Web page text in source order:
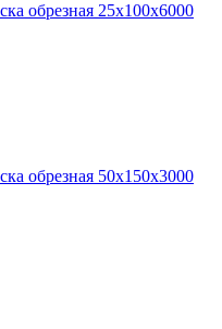
обрезная 25х100х6000
обрезная 50х150х3000